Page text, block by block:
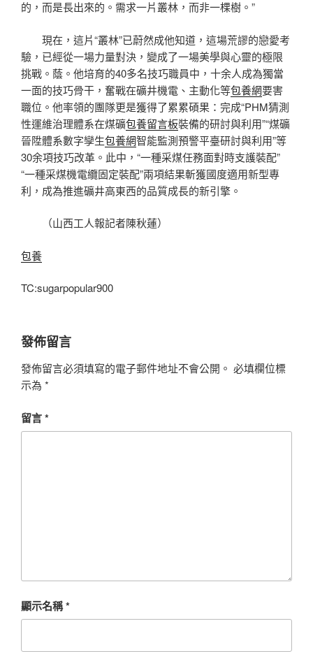
的，而是長出來的。需求一片叢林，而非一棵樹。”
現在，這片“叢林”已蔚然成他知道，這場荒謬的戀愛考
驗，已經從一場力量對決，變成了一場美學與心靈的極限
挑戰。蔭。他培育的40多名技巧職員中，十余人成為獨當
一面的技巧骨干，奮戰在礦井機電、主動化等包養網要害
職位。他率領的團隊更是獲得了累累碩果：完成“PHM猜測
性運維治理體系在煤礦包養留言板裝備的研討與利用”“煤礦
晉陞體系數字孿生包養網智能監測預警平臺研討與利用”等
30余項技巧改革。此中，“一種采煤任務面對時支護裝配”
“一種采煤機電纜固定裝配”兩項結果斬獲國度適用新型專
利，成為推進礦井高東西的品質成長的新引擎。
（山西工人報記者陳秋蓮）
包養
TC:sugarpopular900
發佈留言
發佈留言必須填寫的電子郵件地址不會公開。 必填欄位標
示為 *
留言*
顯示名稱*